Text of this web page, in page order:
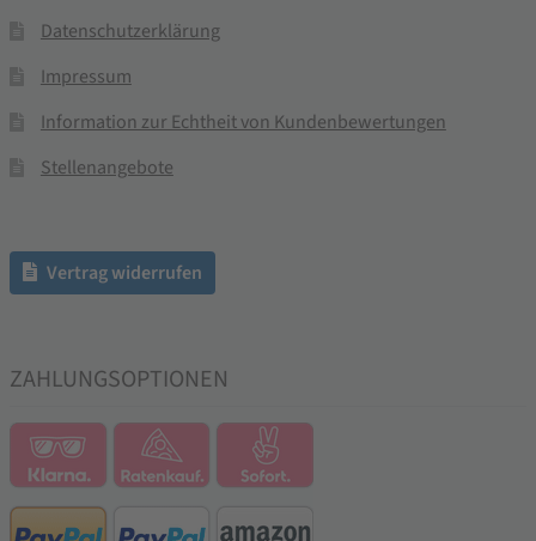
Datenschutzerklärung
Impressum
Information zur Echtheit von Kundenbewertungen
Stellenangebote
Vertrag widerrufen
ZAHLUNGSOPTIONEN